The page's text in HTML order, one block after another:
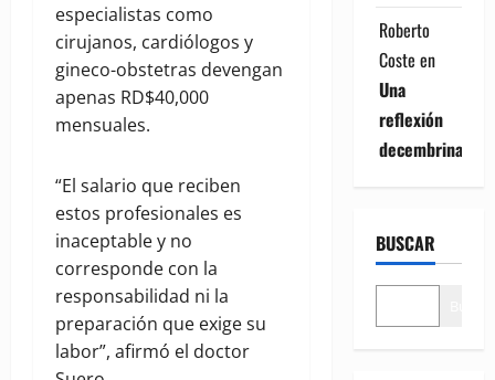
especialistas como
cirujanos, cardiólogos y
gineco-obstetras devengan
apenas RD$40,000
mensuales.
“El salario que reciben
estos profesionales es
inaceptable y no
corresponde con la
responsabilidad ni la
preparación que exige su
labor”, afirmó el doctor
Roberto
Coste en
Una
reflexión
decembrina
BUSCAR